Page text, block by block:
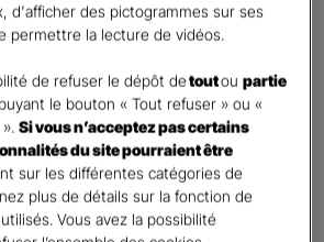
d'afficher des pictogrammes sur ses
permettre la lecture de vidéos.
de refuser le dépôt detoutoupartie
le bouton « Tout refuser » ou «
».Si vous n’acceptez pas certains
du site pourraient être
sur les différentes catégories de
plus de détails sur la fonction de
Vous avez la possibilité